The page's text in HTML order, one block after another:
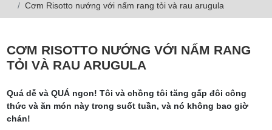
Cơm Risotto nướng với nấm rang tỏi và rau arugula
CƠM RISOTTO NƯỚNG VỚI NẤM RANG
TỎI VÀ RAU ARUGULA
Quá dễ và QUÁ ngon! Tôi và chồng tôi tăng gấp đôi công
thức và ăn món này trong suốt tuần, và nó không bao giờ
chán!